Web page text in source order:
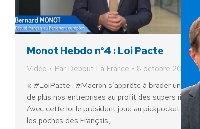
Monot Hebdo n°4 : Loi Pacte
Vidéo Par Debout La France
8 octobre 2018
« #LoiPacte : #Macron s’apprête à brader une fois
de plus nos entreprises au profit des supers riches.
Avec cette loi le président joue au pickpocket dans
les poches des Français,…